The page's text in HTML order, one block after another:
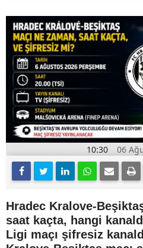
10:30 06
Hradec Kralove-
saat kaçta, hangi
Ligi maçı şifresiz